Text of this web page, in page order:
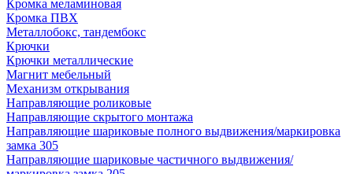
Кромка меламиновая
Кромка ПВХ
Металлобокс, тандембокс
Крючки
Крючки металлические
Магнит мебельный
Механизм открывания
Направляющие роликовые
Направляющие скрытого монтажа
Направляющие шариковые полного выдвижения/маркировка
замка 305
Направляющие шариковые частичного выдвижения/